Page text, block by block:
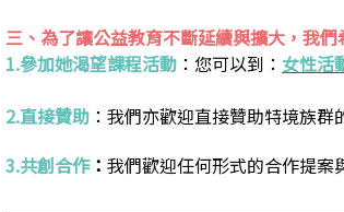
三、為了讓公益教育不斷延續與擴大，我
1.參加她渴望課程活動 ： 您可以到： 女性活
2.直接贊助 ： 我們亦歡迎直接贊助特境族群
3.共創合作： 我們歡迎任何形式的合作提